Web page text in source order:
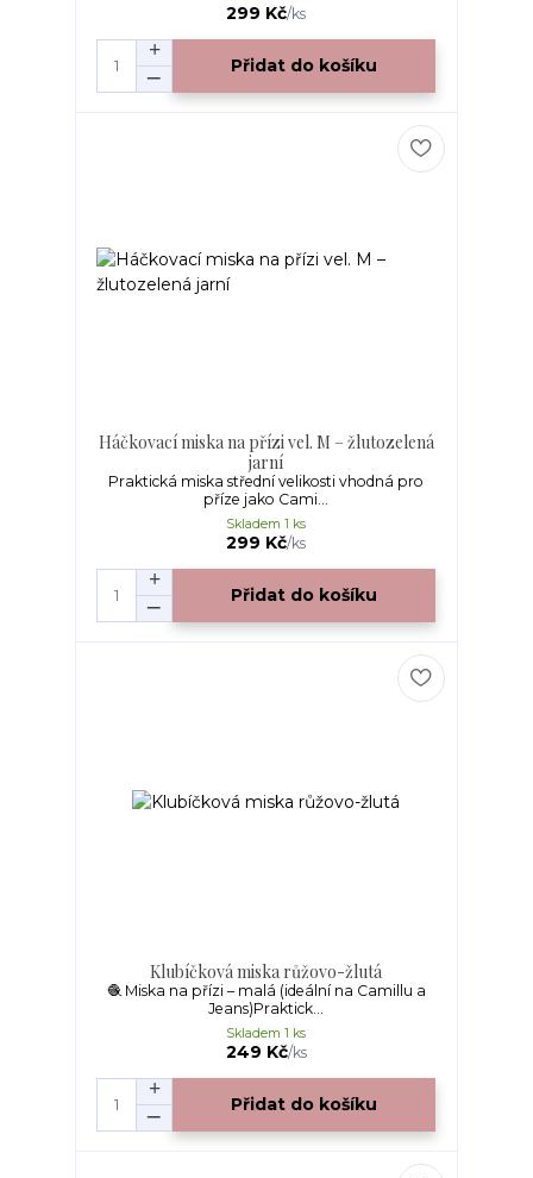
299 Kč/ks
Přidat do košíku
Háčkovací miska na přízi vel. M – žlutozelená
jarní
Praktická miska střední velikosti vhodná pro
příze jako Cami...
299 Kč/ks
Skladem 1 ks
Přidat do košíku
Klubíčková miska růžovo-žlutá
🧶 Miska na přízi – malá (ideální na Camillu a
Jeans)Praktick...
249 Kč/ks
Skladem 1 ks
Přidat do košíku